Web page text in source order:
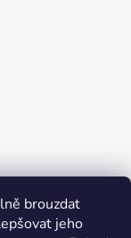
brouzdat
jeho